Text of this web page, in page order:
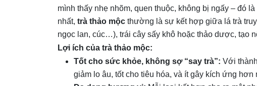
mình thấy nhẹ nhõm, quen thuộc, không bị ngấy – đó
nhất, trà thảo mộc thường là sự kết hợp giữa lá trà
ngọc lan, cúc…), trái cây sấy khô hoặc thảo dược, tạo
Lợi ích của trà thảo mộc:
Tốt cho sức khỏe, không sợ “say trà”: Với
giảm lo âu, tốt cho tiêu hóa, và ít gây kích ứng